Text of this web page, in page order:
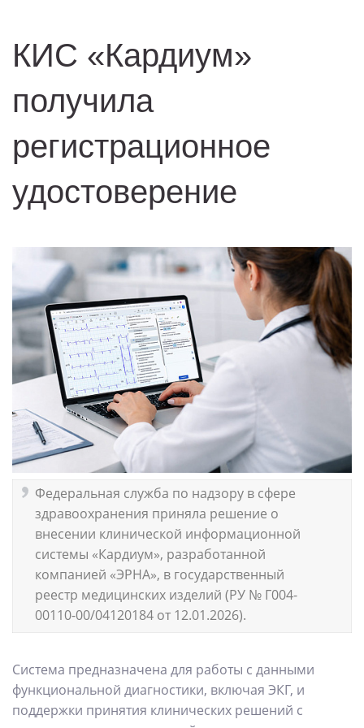
КИС «Кардиум»
получила
регистрационное
удостоверение
Федеральная служба по надзору в сфере
здравоохранения приняла решение о
внесении клинической информационной
системы «Кардиум», разработанной
компанией «ЭРНА», в государственный
реестр медицинских изделий (РУ № Г004-
00110-00/04120184 от 12.01.2026).
Система предназначена для работы с данными
функциональной диагностики, включая ЭКГ, и
поддержки принятия клинических решений с